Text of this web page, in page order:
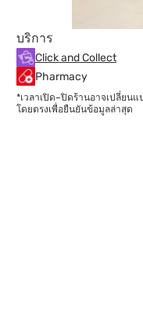
บริการ
Click and Collect
Pharmacy
*เวลาเปิด–ปิดร้านอาจเปลี่ย
โดยตรงเพื่อยืนยันข้อมูลล่าสุด